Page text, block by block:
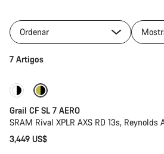
Ordenar
7 Artigos
Novo
Grail CF SL 7 AERO
SRAM Rival XPLR AXS RD 13s, Reynolds
3,449 US$